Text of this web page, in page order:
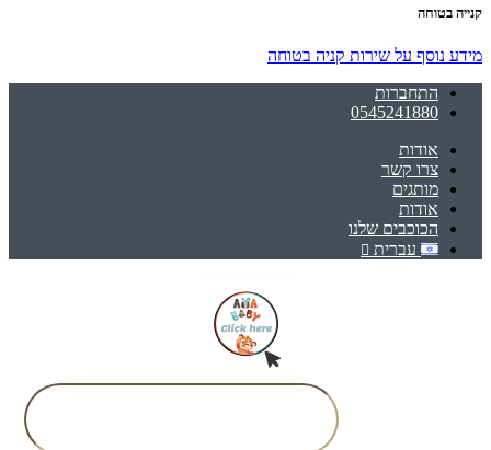
קנייה בטוחה
מידע נוסף על שירות קניה בטוחה
התחברות
0545241880
אודות
צרו קשר
מותגים
אודות
הכוכבים שלנו
עברית